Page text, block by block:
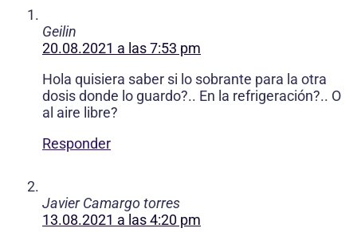
Geilin
20.08.2021 a las 7:53 pm
Hola quisiera saber si lo sobrante para la otra
dosis donde lo guardo?.. En la refrigeración?.. O
al aire libre?
Responder
Javier Camargo torres
13.08.2021 a las 4:20 pm